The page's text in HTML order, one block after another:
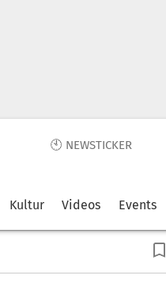
🕙 NEWSTICKER
Kultur Videos Events